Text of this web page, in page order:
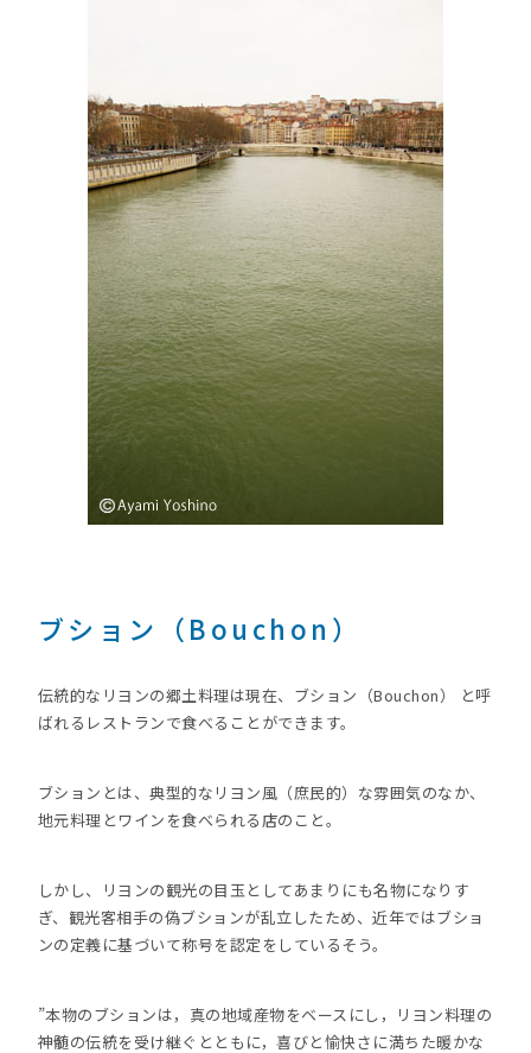
ブション（Bouchon）
伝統的なリヨンの郷土料理は現在、ブション（Bouchon） と呼
ばれるレストランで食べることができます。
ブションとは、典型的なリヨン風（庶民的）な雰囲気のなか、
地元料理とワインを食べられる店のこと。
しかし、リヨンの観光の目玉としてあまりにも名物になりす
ぎ、観光客相手の偽ブションが乱立したため、近年ではブショ
ンの定義に基づいて称号を認定をしているそう。
”本物のブションは，真の地域産物をベースにし，リヨン料理の
神髄の伝統を受け継ぐとともに，喜びと愉快さに満ちた暖かな